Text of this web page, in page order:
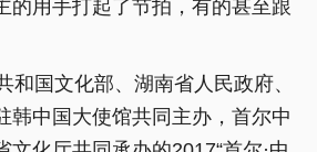
的用手打起了节拍，有的甚至跟
和国文化部、湖南省人民政府、
韩中国大使馆共同主办，首尔中